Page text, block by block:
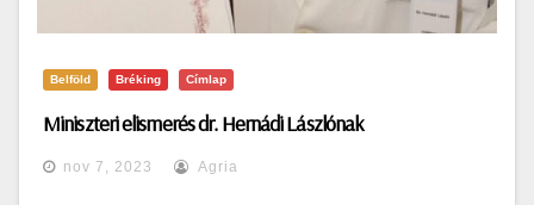
Belföld Bréking Címlap
Miniszteri elismerés dr. Hernádi Lászlónak
nov 7, 2023 Agria